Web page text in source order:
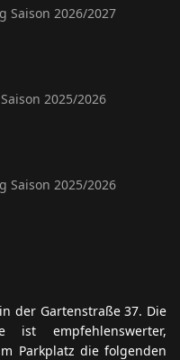
Saison 2026/2027
2025/2026
Saison 2025/2026
der Gartenstraße 37. Die
empfehlenswerter,
Parkplatz die folgenden